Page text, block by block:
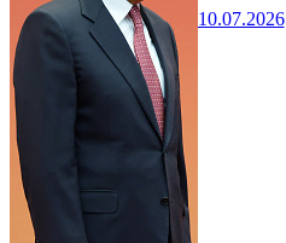
10.07.2026